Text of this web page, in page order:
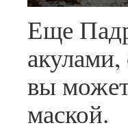
Еще
акулами,
вы
маской.